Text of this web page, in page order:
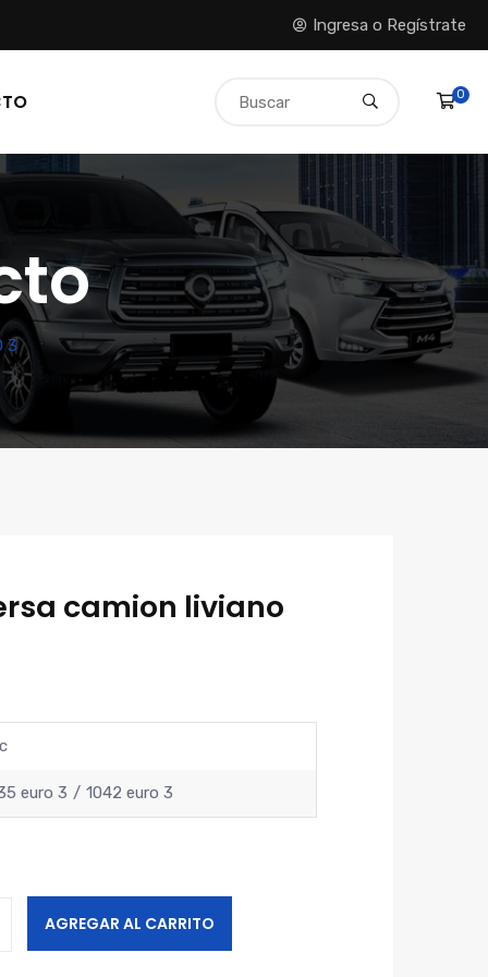
Ingresa o Regístrate
0
3
camion liviano
euro 3 1042 euro 3
AGREGAR AL CARRITO